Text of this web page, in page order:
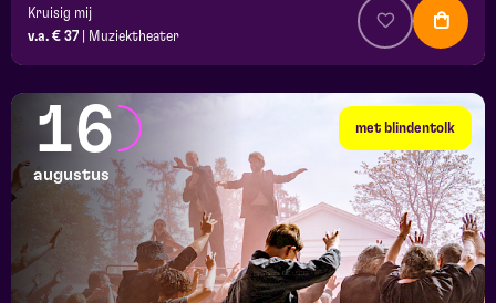
Kruisig mij
v.a. € 37
Muziektheater
met blindentolk
16
augustus